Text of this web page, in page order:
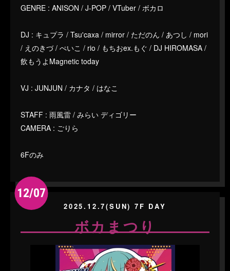
GENRE : ANISON / J-POP / VTuber / ボカロ
DJ : キュプラ / Tsu'caxa / mirror / ただのん / あつし / mori
/ えのきづ / ぺいこ / rio / もちおex.もぐ / DJ HIROMASA /
飲もうよMagnetic today
VJ : JUNJUN / カナタ / はなこ
STAFF : 雨風雷 / みらい ディゴリー
CAMERA : ごりら
6Fのみ
12/07
2025.12.7(SUN) 7F DAY
ボカまつり